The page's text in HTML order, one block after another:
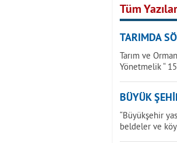
Tüm
TARIMDA
Tarım ve
Yönetmelik “
BÜYÜK
“Büyükşehir
beldeler ve